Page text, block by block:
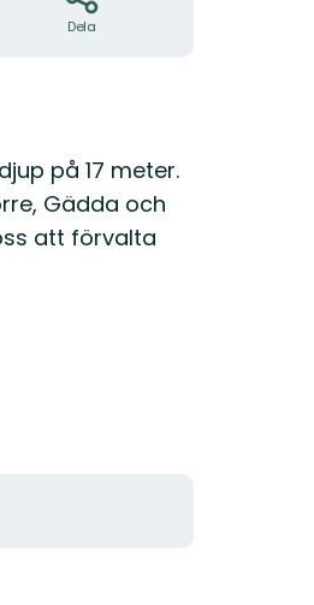
Dela
på 17 meter.
Gädda och
att förvalta